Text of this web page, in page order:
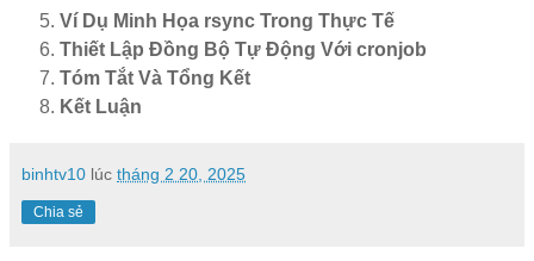
Ví Dụ Minh Họa rsync Trong Thực Tế
Thiết Lập Đồng Bộ Tự Động Với cronjob
Tóm Tắt Và Tổng Kết
Kết Luận
binhtv10 lúc tháng 2 20, 2025
Chia sẻ